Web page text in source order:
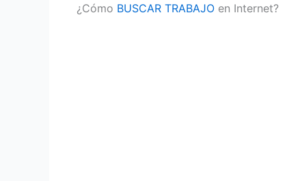
¿Cómo BUSCAR TRABAJO en Internet?